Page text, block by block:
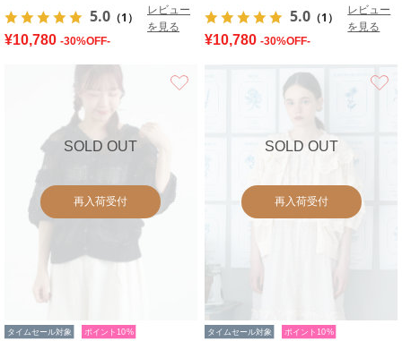
5.0 （1）
レビュー
を見る
¥10,780 -30%OFF-
5.0 （1）
レビュー
を見る
¥10,780 -30%OFF-
SOLD OUT
再入荷受付
タイムセール対象 ポイント10%
SOLD OUT
再入荷受付
タイムセール対象 ポイント10%